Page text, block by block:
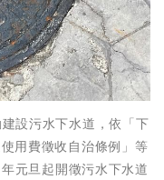
設污水下水道，依「下
用費徵收自治條例」等
元旦起開徵污水下水道